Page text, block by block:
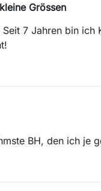
Grössen
7 Jahren bin
BH, den ich je